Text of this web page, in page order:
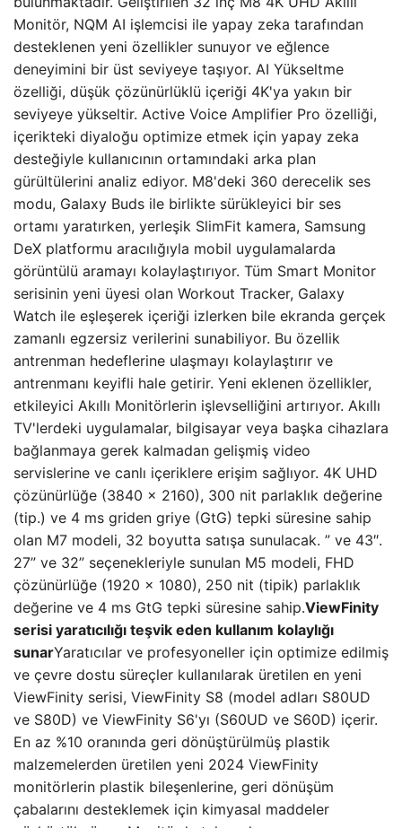
Monitör, NQM AI işlemcisi ile yapay zeka tarafından
desteklenen yeni özellikler sunuyor ve eğlence
deneyimini bir üst seviyeye taşıyor. AI Yükseltme
özelliği, düşük çözünürlüklü içeriği 4K'ya yakın bir
seviyeye yükseltir. Active Voice Amplifier Pro özelliği,
içerikteki diyaloğu optimize etmek için yapay zeka
desteğiyle kullanıcının ortamındaki arka plan
gürültülerini analiz ediyor. M8'deki 360 derecelik ses
modu, Galaxy Buds ile birlikte sürükleyici bir ses
ortamı yaratırken, yerleşik SlimFit kamera, Samsung
DeX platformu aracılığıyla mobil uygulamalarda
görüntülü aramayı kolaylaştırıyor. Tüm Smart Monitor
serisinin yeni üyesi olan Workout Tracker, Galaxy
Watch ile eşleşerek içeriği izlerken bile ekranda gerçek
zamanlı egzersiz verilerini sunabiliyor. Bu özellik
antrenman hedeflerine ulaşmayı kolaylaştırır ve
antrenmanı keyifli hale getirir. Yeni eklenen özellikler,
etkileyici Akıllı Monitörlerin işlevselliğini artırıyor. Akıllı
TV'lerdeki uygulamalar, bilgisayar veya başka cihazlara
bağlanmaya gerek kalmadan gelişmiş video
servislerine ve canlı içeriklere erişim sağlıyor. 4K UHD
çözünürlüğe (3840 x 2160), 300 nit parlaklık değerine
(tip.) ve 4 ms griden griye (GtG) tepki süresine sahip
olan M7 modeli, 32 boyutta satışa sunulacak. ” ve 43″.
27” ve 32” seçenekleriyle sunulan M5 modeli, FHD
çözünürlüğe (1920 x 1080), 250 nit (tipik) parlaklık
değerine ve 4 ms GtG tepki süresine sahip.ViewFinity
serisi yaratıcılığı teşvik eden kullanım kolaylığı
sunarYaratıcılar ve profesyoneller için optimize edilmiş
ve çevre dostu süreçler kullanılarak üretilen en yeni
ViewFinity serisi, ViewFinity S8 (model adları S80UD
ve S80D) ve ViewFinity S6'yı (S60UD ve S60D) içerir.
En az %10 oranında geri dönüştürülmüş plastik
malzemelerden üretilen yeni 2024 ViewFinity
monitörlerin plastik bileşenlerine, geri dönüşüm
çabalarını desteklemek için kimyasal maddeler